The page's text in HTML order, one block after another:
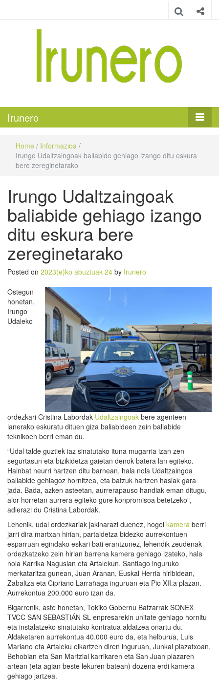
Irunero
Home / Informazioa /
Irungo Udaltzaingoak baliabide gehiago izango ditu eskura
bere zereginetarako
Irungo Udaltzaingoak
baliabide gehiago izango
ditu eskura bere
zereginetarako
Posted on 2023(e)ko abuztuak 24 by Irunero
Ostegun
honetan,
Irungo
Udaleko
ordezkari Cristina Labordak Udaltzaingoak bere agenteen
lanerako eskuratu dituen giza baliabideen zein baliabide
teknikoen berri eman du.
“Udal talde guztiek iaz sinatutako ituna mugarria izan zen
segurtasun eta bizikidetza gaietan denok batera lan egiteko.
Hainbat neurri hartzen ditu barnean, hala nola Udaltzaingoa
baliabide gehiagoz hornitzea, eta batzuk hartzen hasiak gara
jada. Bada, azken asteetan, aurrerapauso handiak eman ditugu,
alor horretan aurrera egiteko gure konpromisoa betetzeko”,
adierazi du Cristina Labordak.
Lehenik, udal ordezkariak jakinarazi duenez, hogei kamera berri
jarri dira martxan hirian, partaidetza bidezko aurrekontuen
esparruan egindako eskari bati erantzunez, lehendik zeudenak
ordezkatzeko zein hirian barrena kamera gehiago izateko, hala
nola Karrika Nagusian eta Artalekun, Santiago inguruko
merkataritza gunean, Juan Aranan, Euskal Herria hiribidean,
Zabaltza eta Cipriano Larrañaga inguruan eta Pio XII.a plazan.
Aurrekontua 200.000 euro izan da.
Bigarrenik, aste honetan, Tokiko Gobernu Batzarrak SONEX
TVCC SAN SEBASTIÁN SL enpresarekin unitate gehiago hornitu
eta instalatzeko sinatutako kontratua aldatzea onartu du.
Aldaketaren aurrekontua 40.000 euro da, eta helburua, Luis
Mariano eta Artaleku elkartzen diren inguruan, Junkal plazatxoan,
Behobian eta San Martzial karrikaren eta San Juan plazaren
artean (eta agian beste lekuren batean) dozena erdi kamera
gehiago jartzea.